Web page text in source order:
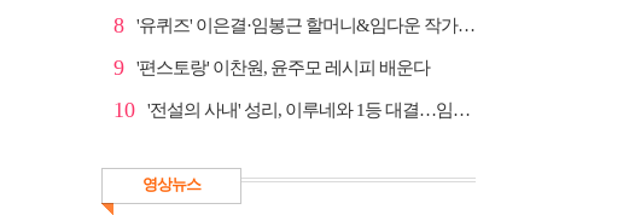
8 '유퀴즈' 이은결·임봉근 할머니&임다운 작가·이승철, '...
9 '편스토랑' 이찬원, 윤주모 레시피 배운다
10 '전설의 사내' 성리, 이루네와 1등 대결…임영웅 '보금...
영상뉴스